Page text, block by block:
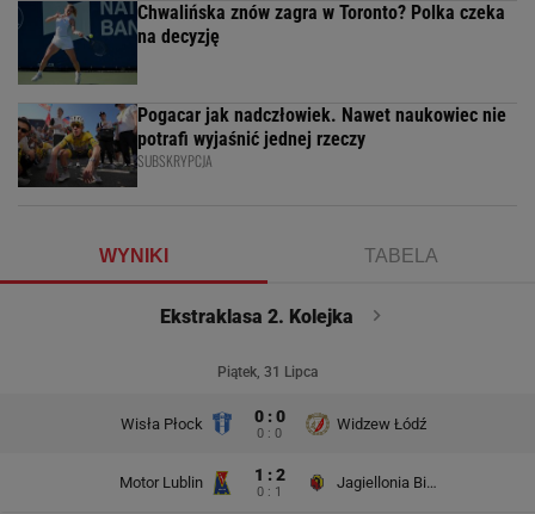
Chwalińska znów zagra w Toronto? Polka czeka
na decyzję
Pogacar jak nadczłowiek. Nawet naukowiec nie
potrafi wyjaśnić jednej rzeczy
SUBSKRYPCJA
WYNIKI TABELA
Ekstraklasa 2. Kolejka
Piątek, 31 Lipca
Wisła Płock 0 : 0
0 : 0
Widzew Łódź
Motor Lublin 1 : 2
0 : 1
Jagiellonia Białystok